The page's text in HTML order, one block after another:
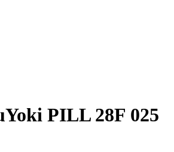
PILL 28F 025